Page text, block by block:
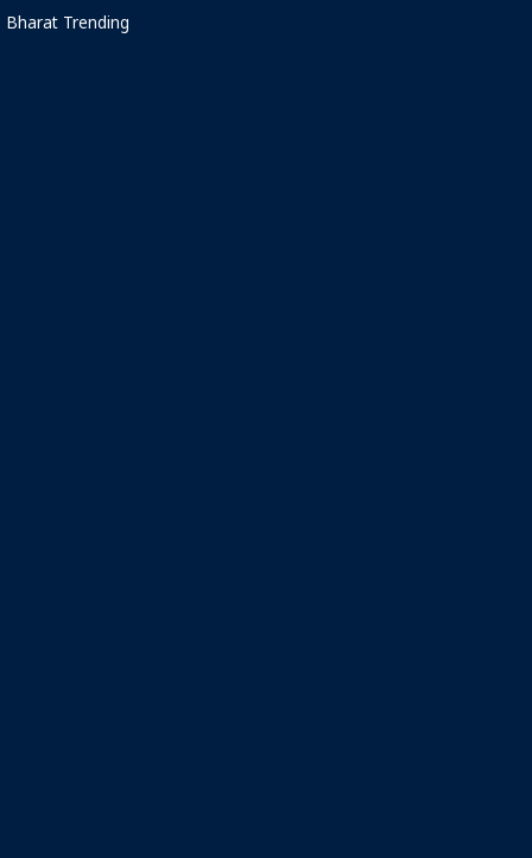
Bharat Trending